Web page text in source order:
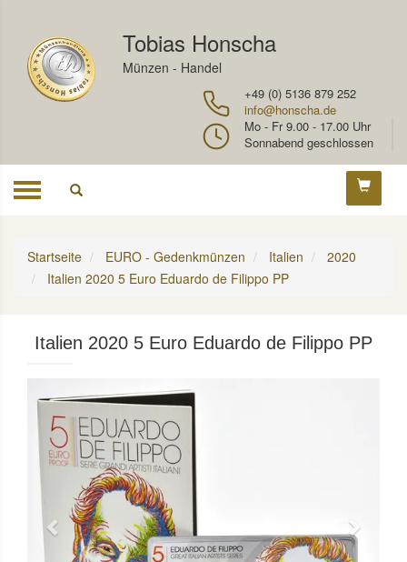
Tobias Honscha
Münzen - Handel
+49 (0) 5136 879 252
info@honscha.de
Mo - Fr 9.00 - 17.00 Uhr
Sonnabend geschlossen
Toggle
Startseite EURO - Gedenkmünzen Italien
2020
Italien 2020 5 Euro Eduardo de Filippo PP
Italien 2020 5 Euro Eduardo de Filippo PP
Previous Next